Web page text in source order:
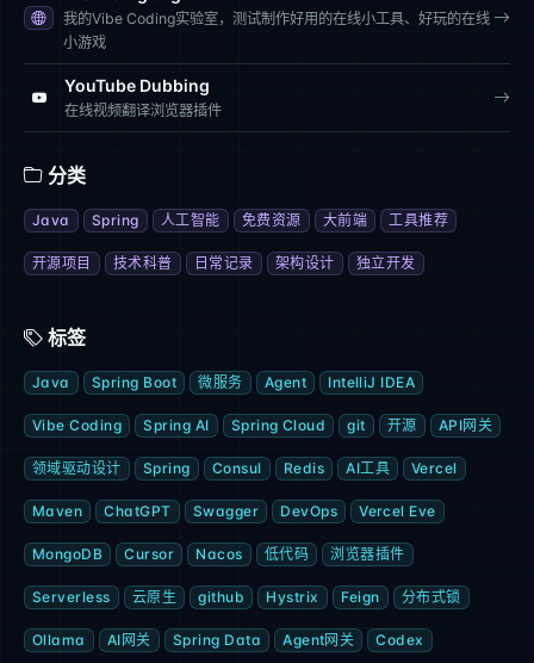
我的Vibe Coding实验室，测试制作好用的在线小工具、好玩的在线
小游戏
YouTube Dubbing
在线视频翻译浏览器插件
分类
Java Spring 人工智能 免费资源 大前端 工具推荐
开源项目 技术科普 日常记录 架构设计 独立开发
标签
Java Spring Boot 微服务 Agent IntelliJ IDEA
Vibe Coding Spring AI Spring Cloud git 开源 API网关
领域驱动设计 Spring Consul Redis AI工具 Vercel
Maven ChatGPT Swagger DevOps Vercel Eve
MongoDB Cursor Nacos 低代码 浏览器插件
Serverless 云原生 github Hystrix Feign 分布式锁
Ollama AI网关 Spring Data Agent网关 Codex